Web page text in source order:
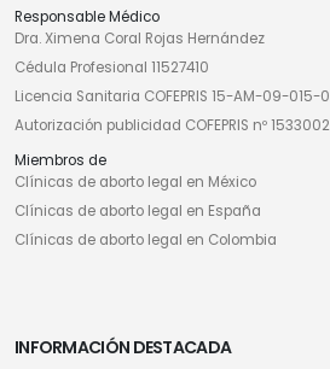
Responsable Médico
Dra. Ximena Coral Rojas Hernández
Cédula Profesional 11527410
Licencia Sanitaria COFEPRIS 15-AM-09-015-
Autorización publicidad COFEPRIS nº
Miembros de
Clínicas de aborto legal en México
Clínicas de aborto legal en España
Clínicas de aborto legal en Colombia
INFORMACIÓN DESTACADA